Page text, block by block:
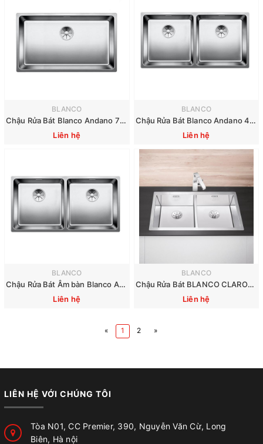
BLANCO
Chậu Rửa Bát Blanco Andano 700 IF 522969
Liên hệ
BLANCO
Chậu Rửa Bát Blanco Andano 400/400-IF 522985
Liên hệ
BLANCO
Chậu Rửa Bát Âm bàn Blanco Andano 400/400-U 522987
Liên hệ
BLANCO
Chậu Rửa Bát BLANCO CLARON 400/400-IF
Liên hệ
« 1 2 »
LIÊN HỆ VỚI CHÚNG TÔI
Tòa N01, CC Premier, 390, Nguyễn Văn Cừ, Long
Biên, Hà nội